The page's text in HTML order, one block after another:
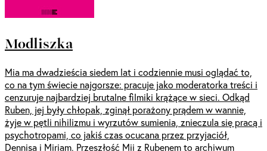
Modliszka
Mia ma dwadzieścia siedem lat i codziennie musi oglądać to,
co na tym świecie najgorsze: pracuje jako moderatorka treści i
cenzuruje najbardziej brutalne filmiki krążące w sieci. Odkąd
Ruben, jej były chłopak, zginął porażony prądem w wannie,
żyje w pętli nihilizmu i wyrzutów sumienia, znieczula się pracą i
psychotropami, co jakiś czas ocucana przez przyjaciół,
Dennisa i Miriam. Przeszłość Mii z Rubenem to archiwum